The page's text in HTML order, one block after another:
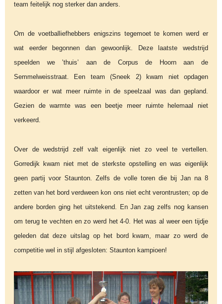
team feitelijk nog sterker dan anders.
Om de voetballiefhebbers enigszins tegemoet te komen werd er
wat eerder begonnen dan gewoonlijk. Deze laatste wedstrijd
speelden we ’thuis’ aan de Corpus de Hoorn aan de
Semmelweisstraat. Een team (Sneek 2) kwam niet opdagen
waardoor er wat meer ruimte in de speelzaal was dan gepland.
Gezien de warmte was een beetje meer ruimte helemaal niet
verkeerd.
Over de wedstrijd zelf valt eigenlijk niet zo veel te vertellen.
Gorredijk kwam niet met de sterkste opstelling en was eigenlijk
geen partij voor Staunton. Zelfs de volle toren die bij Jan na 8
zetten van het bord verdween kon ons niet echt verontrusten; op de
andere borden ging het uitstekend. En Jan zag zelfs nog kansen
om terug te vechten en zo werd het 4-0. Het was al weer een tijdje
geleden dat deze uitslag op het bord kwam, maar zo werd de
competitie wel in stijl afgesloten: Staunton kampioen!